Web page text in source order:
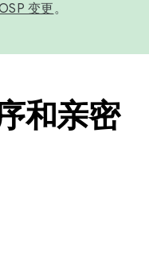
变更。
和亲密